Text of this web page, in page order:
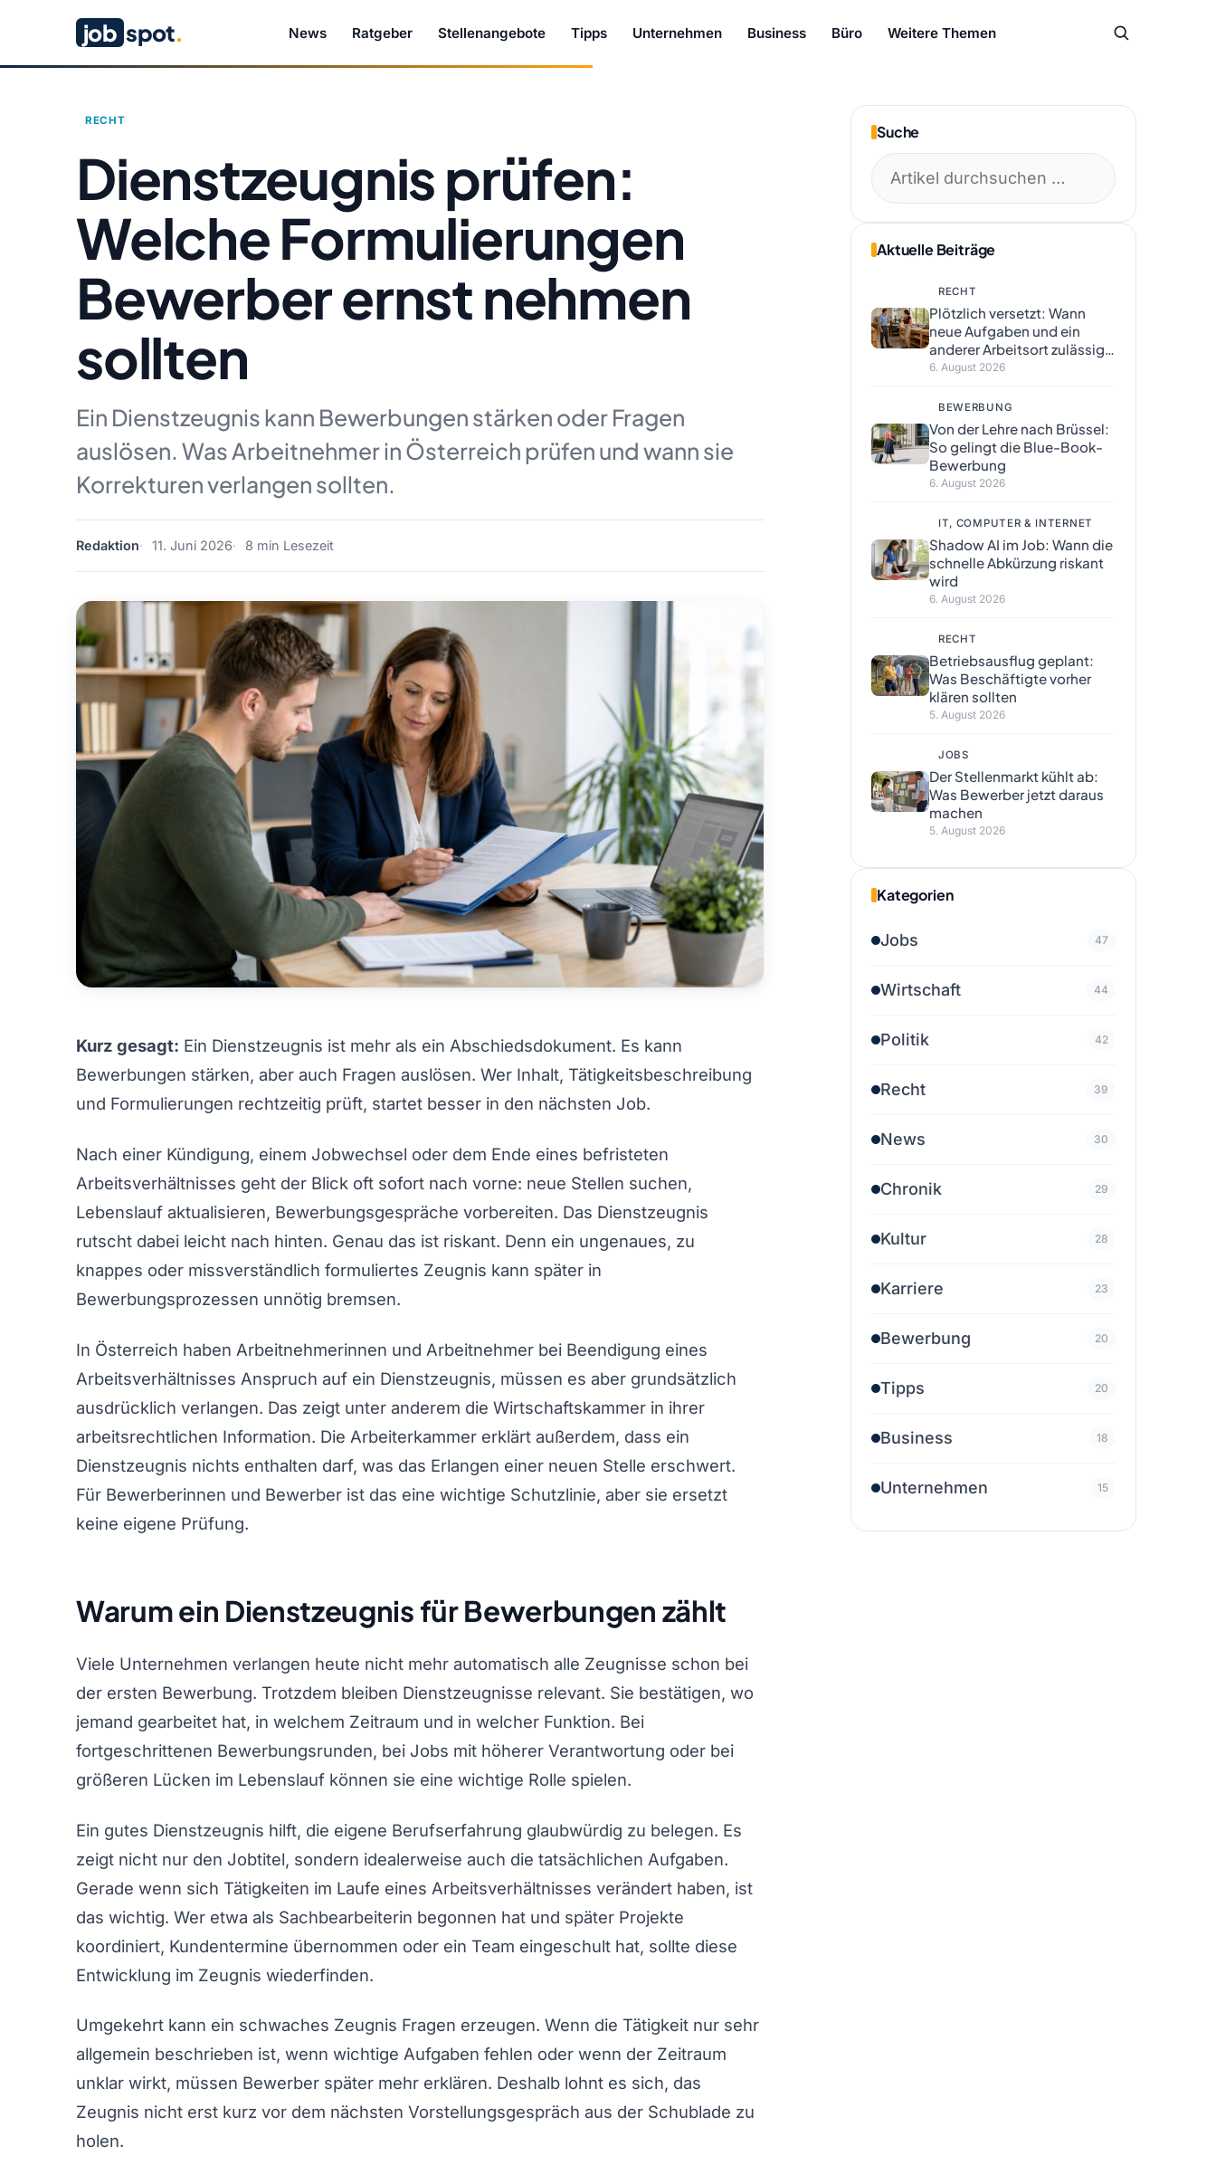
job spot. News Ratgeber Stellenangebote Tipps Unternehmen Business Büro Weitere Themen
RECHT
Dienstzeugnis prüfen:
Welche Formulierungen
Bewerber ernst nehmen
sollten
Ein Dienstzeugnis kann Bewerbungen stärken oder Fragen
auslösen. Was Arbeitnehmer in Österreich prüfen und wann sie
Korrekturen verlangen sollten.
Redaktion 11. Juni 2026 8 min Lesezeit
Kurz gesagt: Ein Dienstzeugnis ist mehr als ein Abschiedsdokument. Es kann
Bewerbungen stärken, aber auch Fragen auslösen. Wer Inhalt, Tätigkeitsbeschreibung
und Formulierungen rechtzeitig prüft, startet besser in den nächsten Job.
Nach einer Kündigung, einem Jobwechsel oder dem Ende eines befristeten
Arbeitsverhältnisses geht der Blick oft sofort nach vorne: neue Stellen suchen,
Lebenslauf aktualisieren, Bewerbungsgespräche vorbereiten. Das Dienstzeugnis
rutscht dabei leicht nach hinten. Genau das ist riskant. Denn ein ungenaues, zu
knappes oder missverständlich formuliertes Zeugnis kann später in
Bewerbungsprozessen unnötig bremsen.
In Österreich haben Arbeitnehmerinnen und Arbeitnehmer bei Beendigung eines
Arbeitsverhältnisses Anspruch auf ein Dienstzeugnis, müssen es aber grundsätzlich
ausdrücklich verlangen. Das zeigt unter anderem die Wirtschaftskammer in ihrer
arbeitsrechtlichen Information. Die Arbeiterkammer erklärt außerdem, dass ein
Dienstzeugnis nichts enthalten darf, was das Erlangen einer neuen Stelle erschwert.
Für Bewerberinnen und Bewerber ist das eine wichtige Schutzlinie, aber sie ersetzt
keine eigene Prüfung.
Warum ein Dienstzeugnis für Bewerbungen zählt
Viele Unternehmen verlangen heute nicht mehr automatisch alle Zeugnisse schon bei
der ersten Bewerbung. Trotzdem bleiben Dienstzeugnisse relevant. Sie bestätigen, wo
jemand gearbeitet hat, in welchem Zeitraum und in welcher Funktion. Bei
fortgeschrittenen Bewerbungsrunden, bei Jobs mit höherer Verantwortung oder bei
größeren Lücken im Lebenslauf können sie eine wichtige Rolle spielen.
Ein gutes Dienstzeugnis hilft, die eigene Berufserfahrung glaubwürdig zu belegen. Es
zeigt nicht nur den Jobtitel, sondern idealerweise auch die tatsächlichen Aufgaben.
Gerade wenn sich Tätigkeiten im Laufe eines Arbeitsverhältnisses verändert haben, ist
das wichtig. Wer etwa als Sachbearbeiterin begonnen hat und später Projekte
koordiniert, Kundentermine übernommen oder ein Team eingeschult hat, sollte diese
Entwicklung im Zeugnis wiederfinden.
Umgekehrt kann ein schwaches Zeugnis Fragen erzeugen. Wenn die Tätigkeit nur sehr
allgemein beschrieben ist, wenn wichtige Aufgaben fehlen oder wenn der Zeitraum
unklar wirkt, müssen Bewerber später mehr erklären. Deshalb lohnt es sich, das
Zeugnis nicht erst kurz vor dem nächsten Vorstellungsgespräch aus der Schublade zu
holen.
Suche
Aktuelle Beiträge
RECHT
Plötzlich versetzt: Wann
neue Aufgaben und ein
anderer Arbeitsort zulässig
sind
6. August 2026
BEWERBUNG
Von der Lehre nach Brüssel:
So gelingt die Blue-Book-
Bewerbung
6. August 2026
IT, COMPUTER & INTERNET
Shadow AI im Job: Wann die
schnelle Abkürzung riskant
wird
6. August 2026
RECHT
Betriebsausflug geplant:
Was Beschäftigte vorher
klären sollten
5. August 2026
JOBS
Der Stellenmarkt kühlt ab:
Was Bewerber jetzt daraus
machen
5. August 2026
Kategorien
Jobs 47
Wirtschaft 44
Politik 42
Recht 39
News 30
Chronik 29
Kultur 28
Karriere 23
Bewerbung 20
Tipps 20
Business 18
Unternehmen 15